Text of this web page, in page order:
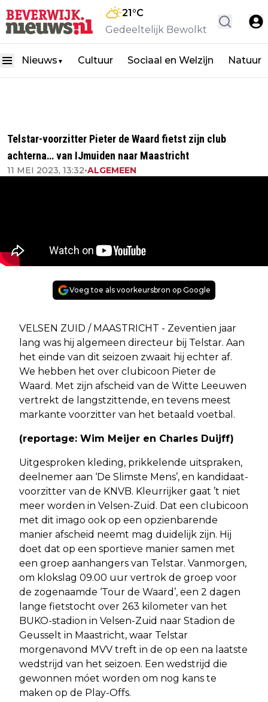
21°C
Gedeeltelijk Bewolkt
Nieuws ▼ Cultuur Sociaal en Welzijn Natuur
Telstar-voorzitter Pieter de Waard fietst zijn club
achterna… van IJmuiden naar Maastricht
11 MEI 2023, 13:32•ALGEMEEN
Voeg toe als voorkeursbron op Google
VELSEN ZUID / MAASTRICHT - Zeventien jaar
lang was hij algemeen directeur bij Telstar. Aan
het einde van dit seizoen zwaait hij echter af.
We hebben het over clubicoon Pieter de
Waard. Met zijn afscheid van de Witte Leeuwen
vertrekt de langstzittende, en tevens meest
markante voorzitter van het betaald voetbal.
(reportage: Wim Meijer en Charles Duijff)
Uitgesproken kleding, prikkelende uitspraken,
deelnemer aan ‘De Slimste Mens’, en kandidaat-
voorzitter van de KNVB. Kleurrijker gaat ’t niet
meer worden in Velsen-Zuid. Dat een clubicoon
met dit imago ook op een opzienbarende
manier afscheid neemt mag duidelijk zijn. Hij
doet dat op een sportieve manier samen met
een groep aanhangers van Telstar. Vanmorgen,
om klokslag 09.00 uur vertrok de groep voor
de zogenaamde ‘Tour de Waard’, een 2 dagen
lange fietstocht over 263 kilometer van het
BUKO-stadion in Velsen-Zuid naar Stadion de
Geusselt in Maastricht, waar Telstar
morgenavond MVV treft in de op een na laatste
wedstrijd van het seizoen. Een wedstrijd die
gewonnen móet worden om nog kans te
maken op de Play-Offs.